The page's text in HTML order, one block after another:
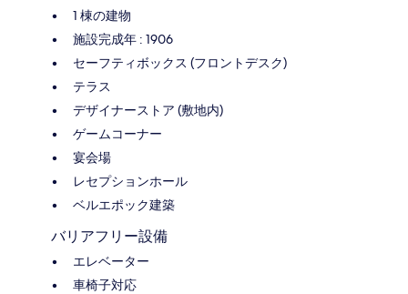
1 棟の建物
施設完成年 : 1906
セーフティボックス (フロントデスク)
テラス
デザイナーストア (敷地内)
ゲームコーナー
宴会場
レセプションホール
ベルエポック建築
バリアフリー設備
エレベーター
車椅子対応